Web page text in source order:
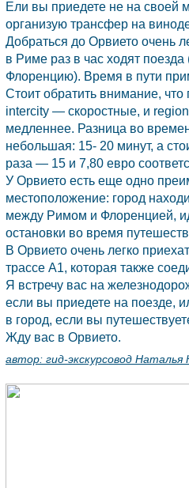
Ели вы приедете не на своей
организую трансфер на
Добраться до Орвието очень
в Риме раз в час ходят
Флоренцию). Время в пути
Стоит обратить внимание,
intercity — скоростные, и
медленнее. Разница во
небольшая: 15- 20 минут, а
раза — 15 и 7,80 евро
У Орвието есть еще одно
местоположение: город
между Римом и Флоренцией,
остановки во время
В Орвието очень легко
трассе А1, которая также
Я встречу вас на
если вы приедете на поезде,
в город, если вы
Жду вас в Орвието.
автор: гид-экскурсовод Наталья